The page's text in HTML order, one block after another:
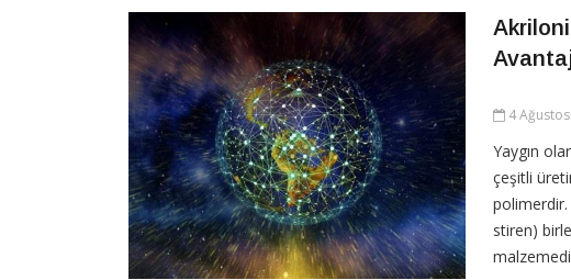
4
Yaygın
çeşitli
stiren)